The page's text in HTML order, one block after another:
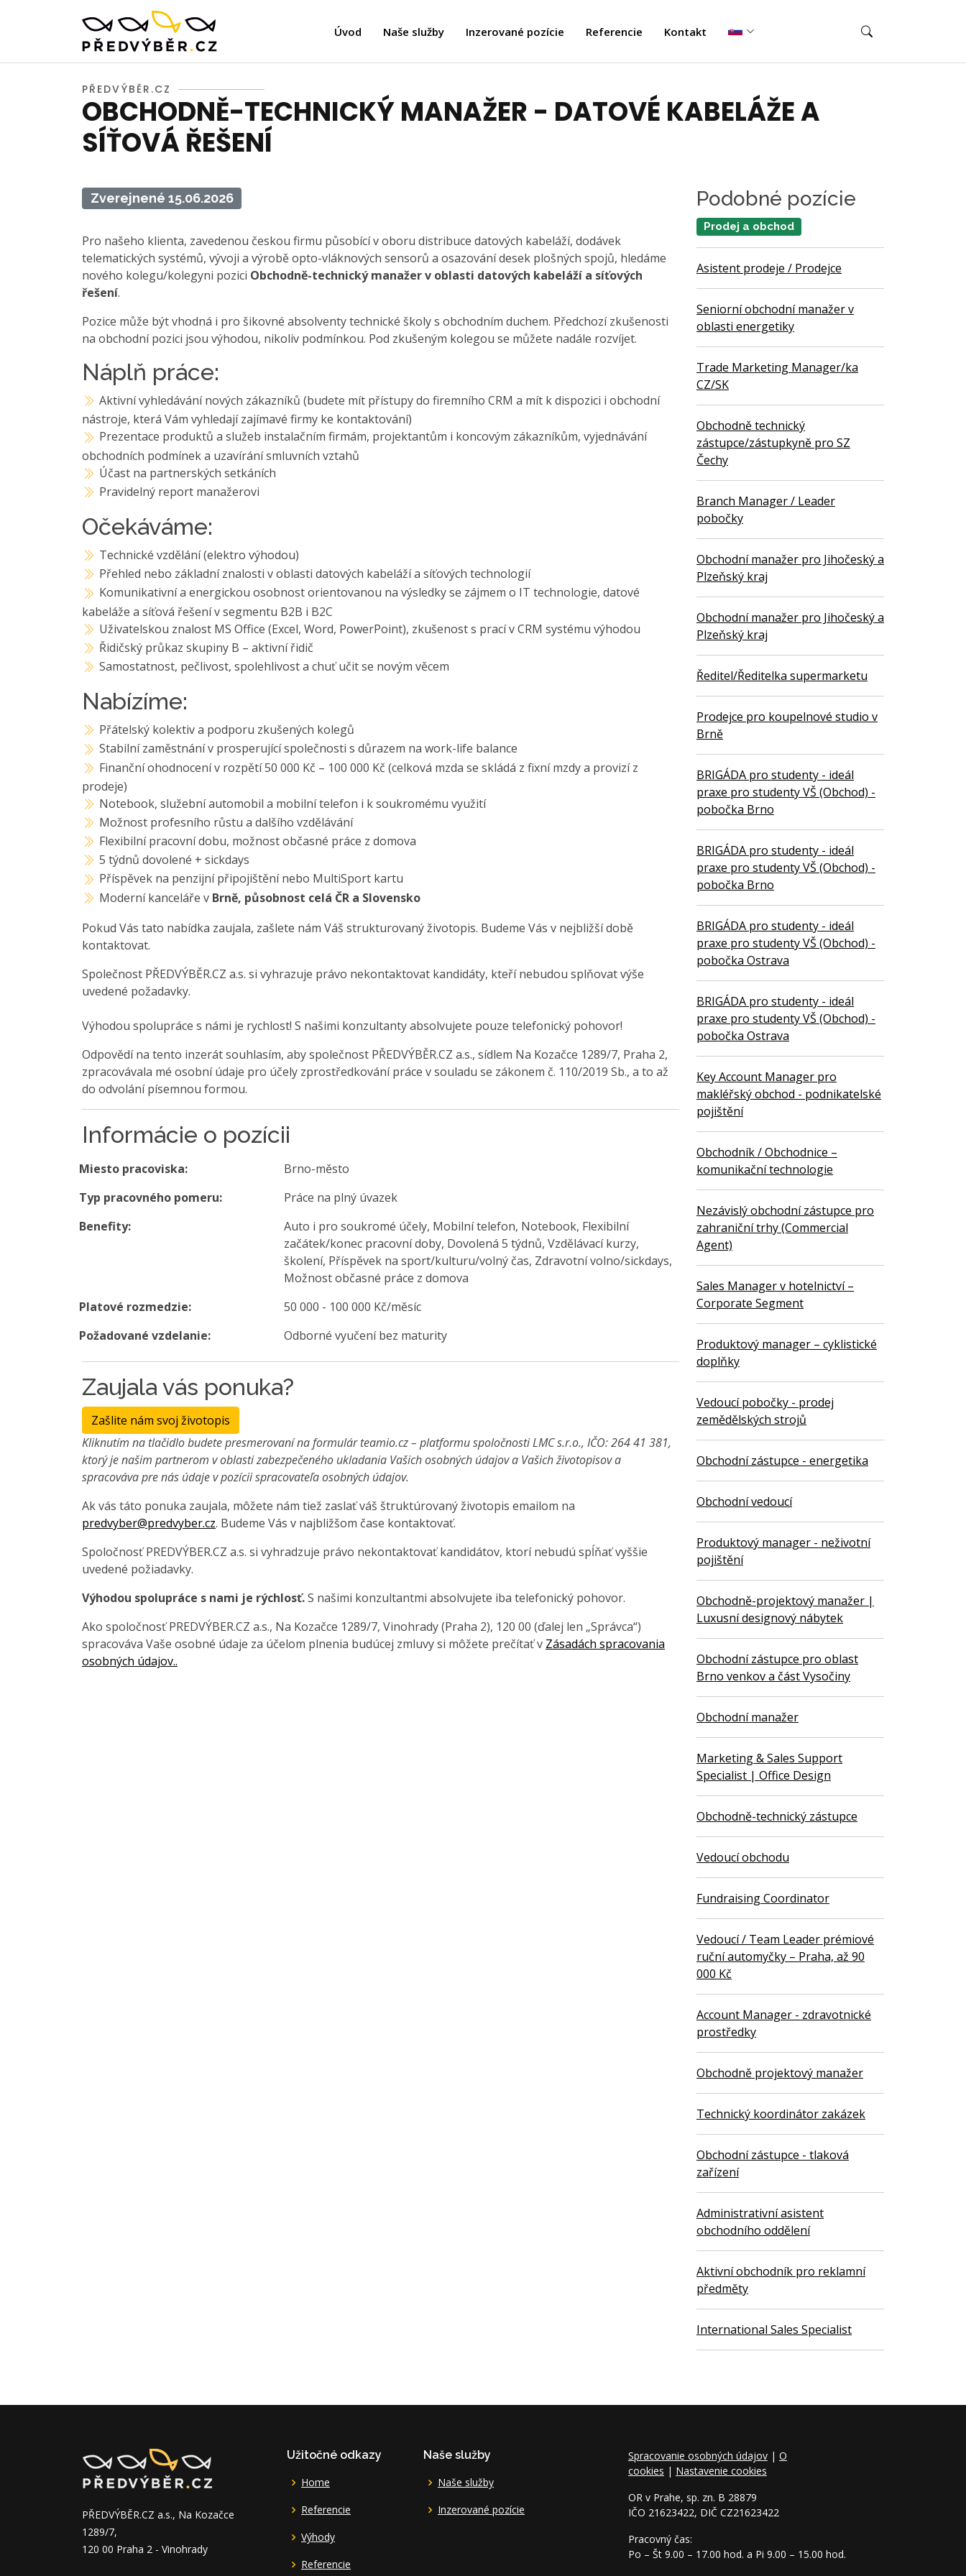
Úvod Naše služby Inzerované pozície Referencie Kontakt
PŘEDVÝBĚR.CZ
OBCHODNĚ-TECHNICKÝ MANAŽER - DATOVÉ KABELÁŽE A
SÍŤOVÁ ŘEŠENÍ
Zverejnené 15.06.2026
Pro našeho klienta, zavedenou českou firmu působící v oboru distribuce datových kabeláží, dodávek
telematických systémů, vývoji a výrobě opto-vláknových sensorů a osazování desek plošných spojů, hledáme
nového kolegu/kolegyni pozici Obchodně-technický manažer v oblasti datových kabeláží a síťových
řešení.
Pozice může být vhodná i pro šikovné absolventy technické školy s obchodním duchem. Předchozí zkušenosti
na obchodní pozici jsou výhodou, nikoliv podmínkou. Pod zkušeným kolegou se můžete nadále rozvíjet.
Náplň práce:
Aktivní vyhledávání nových zákazníků (budete mít přístupy do firemního CRM a mít k dispozici i obchodní
nástroje, která Vám vyhledají zajímavé firmy ke kontaktování)
Prezentace produktů a služeb instalačním firmám, projektantům i koncovým zákazníkům, vyjednávání
obchodních podmínek a uzavírání smluvních vztahů
Účast na partnerských setkáních
Pravidelný report manažerovi
Očekáváme:
Technické vzdělání (elektro výhodou)
Přehled nebo základní znalosti v oblasti datových kabeláží a síťových technologií
Komunikativní a energickou osobnost orientovanou na výsledky se zájmem o IT technologie, datové
kabeláže a síťová řešení v segmentu B2B i B2C
Uživatelskou znalost MS Office (Excel, Word, PowerPoint), zkušenost s prací v CRM systému výhodou
Řidičský průkaz skupiny B – aktivní řidič
Samostatnost, pečlivost, spolehlivost a chuť učit se novým věcem
Nabízíme:
Přátelský kolektiv a podporu zkušených kolegů
Stabilní zaměstnání v prosperující společnosti s důrazem na work-life balance
Finanční ohodnocení v rozpětí 50 000 Kč – 100 000 Kč (celková mzda se skládá z fixní mzdy a provizí z
prodeje)
Notebook, služební automobil a mobilní telefon i k soukromému využití
Možnost profesního růstu a dalšího vzdělávání
Flexibilní pracovní dobu, možnost občasné práce z domova
5 týdnů dovolené + sickdays
Příspěvek na penzijní připojištění nebo MultiSport kartu
Moderní kanceláře v Brně, působnost celá ČR a Slovensko
Pokud Vás tato nabídka zaujala, zašlete nám Váš strukturovaný životopis. Budeme Vás v nejbližší době
kontaktovat.
Společnost PŘEDVÝBĚR.CZ a.s. si vyhrazuje právo nekontaktovat kandidáty, kteří nebudou splňovat výše
uvedené požadavky.
Výhodou spolupráce s námi je rychlost! S našimi konzultanty absolvujete pouze telefonický pohovor!
Odpovědí na tento inzerát souhlasím, aby společnost PŘEDVÝBĚR.CZ a.s., sídlem Na Kozačce 1289/7, Praha 2,
zpracovávala mé osobní údaje pro účely zprostředkování práce v souladu se zákonem č. 110/2019 Sb., a to až
do odvolání písemnou formou.
Informácie o pozícii
Miesto pracoviska:
Brno-město
Typ pracovného pomeru:
Práce na plný úvazek
Benefity:
Auto i pro soukromé účely, Mobilní telefon, Notebook, Flexibilní
začátek/konec pracovní doby, Dovolená 5 týdnů, Vzdělávací kurzy,
školení, Příspěvek na sport/kulturu/volný čas, Zdravotní volno/sickdays,
Možnost občasné práce z domova
Platové rozmedzie:
50 000 - 100 000 Kč/měsíc
Požadované vzdelanie:
Odborné vyučení bez maturity
Zaujala vás ponuka?
Zašlite nám svoj životopis
Kliknutím na tlačidlo budete presmerovaní na formulár teamio.cz – platformu spoločnosti LMC s.r.o., IČO: 264 41 381,
ktorý je našim partnerom v oblasti zabezpečeného ukladania Vašich osobných údajov a Vašich životopisov a
spracováva pre nás údaje v pozícii spracovateľa osobných údajov.
Ak vás táto ponuka zaujala, môžete nám tiež zaslať váš štruktúrovaný životopis emailom na
predvyber@predvyber.cz. Budeme Vás v najbližšom čase kontaktovať.
Spoločnosť PREDVÝBER.CZ a.s. si vyhradzuje právo nekontaktovať kandidátov, ktorí nebudú spĺňať vyššie
uvedené požiadavky.
Výhodou spolupráce s nami je rýchlosť.S našimi konzultantmi absolvujete iba telefonický pohovor.
Ako spoločnosť PREDVÝBER.CZ a.s., Na Kozačce 1289/7, Vinohrady (Praha 2), 120 00 (ďalej len „Správca“)
spracováva Vaše osobné údaje za účelom plnenia budúcej zmluvy si môžete prečítať v Zásadách spracovania
osobných údajov..
Podobné pozície
Prodej a obchod
Asistent prodeje / Prodejce
Seniorní obchodní manažer v
oblasti energetiky
Trade Marketing Manager/ka
CZ/SK
Obchodně technický
zástupce/zástupkyně pro SZ
Čechy
Branch Manager / Leader
pobočky
Obchodní manažer pro Jihočeský a
Plzeňský kraj
Obchodní manažer pro Jihočeský a
Plzeňský kraj
Ředitel/Ředitelka supermarketu
Prodejce pro koupelnové studio v
Brně
BRIGÁDA pro studenty - ideál
praxe pro studenty VŠ (Obchod) -
pobočka Brno
BRIGÁDA pro studenty - ideál
praxe pro studenty VŠ (Obchod) -
pobočka Brno
BRIGÁDA pro studenty - ideál
praxe pro studenty VŠ (Obchod) -
pobočka Ostrava
BRIGÁDA pro studenty - ideál
praxe pro studenty VŠ (Obchod) -
pobočka Ostrava
Key Account Manager pro
makléřský obchod - podnikatelské
pojištění
Obchodník / Obchodnice –
komunikační technologie
Nezávislý obchodní zástupce pro
zahraniční trhy (Commercial
Agent)
Sales Manager v hotelnictví –
Corporate Segment
Produktový manager – cyklistické
doplňky
Vedoucí pobočky - prodej
zemědělských strojů
Obchodní zástupce - energetika
Obchodní vedoucí
Produktový manager - neživotní
pojištění
Obchodně-projektový manažer |
Luxusní designový nábytek
Obchodní zástupce pro oblast
Brno venkov a část Vysočiny
Obchodní manažer
Marketing & Sales Support
Specialist | Office Design
Obchodně-technický zástupce
Vedoucí obchodu
Fundraising Coordinator
Vedoucí / Team Leader prémiové
ruční automyčky – Praha, až 90
000 Kč
Account Manager - zdravotnické
prostředky
Obchodně projektový manažer
Technický koordinátor zakázek
Obchodní zástupce - tlaková
zařízení
Administrativní asistent
obchodního oddělení
Aktivní obchodník pro reklamní
předměty
International Sales Specialist
PŘEDVÝBĚR.CZ a.s., Na Kozačce
1289/7,
120 00 Praha 2 - Vinohrady
Užitočné odkazy
Home
Referencie
Výhody
Referencie
Naše služby
Naše služby
Inzerované pozície
Spracovanie osobných údajov | O
cookies | Nastavenie cookies
OR v Prahe, sp. zn. B 28879
IČO 21623422, DIČ CZ21623422
Pracovný čas:
Po – Št 9.00 – 17.00 hod. a Pi 9.00 – 15.00 hod.